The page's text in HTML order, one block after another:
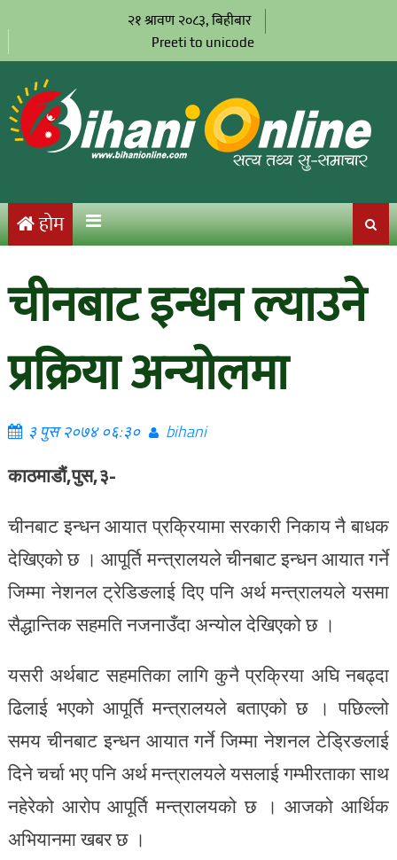
२१ श्रावण २०८३, बिहीबार
Preeti to unicode
होम
चीनबाट इन्धन ल्याउने
प्रक्रिया अन्योलमा
३ पुस २०७४ ०६:३० bihani
काठमाडौं,पुस,३-
चीनबाट इन्धन आयात प्रक्रियामा सरकारी निकाय नै बाधक
देखिएको छ । आपूर्ति मन्त्रालयले चीनबाट इन्धन आयात गर्ने
जिम्मा नेशनल ट्रेडिङलाई दिए पनि अर्थ मन्त्रालयले यसमा
सैद्धान्तिक सहमति नजनाउँदा अन्योल देखिएको छ ।
यसरी अर्थबाट सहमतिका लागि कुनै प्रक्रिया अघि नबढ्दा
ढिलाई भएको आपूर्ति मन्त्रालयले बताएको छ । पछिल्लो
समय चीनबाट इन्धन आयात गर्ने जिम्मा नेशनल टेड्रिङलाई
दिने चर्चा भए पनि अर्थ मन्त्रालयले यसलाई गम्भीरताका साथ
नहेरेको आरोप आपूर्ति मन्त्रालयको छ । आजको आर्थिक
अभियानमा खबर छ ।